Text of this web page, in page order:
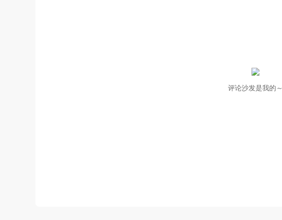
评论沙发是我的～